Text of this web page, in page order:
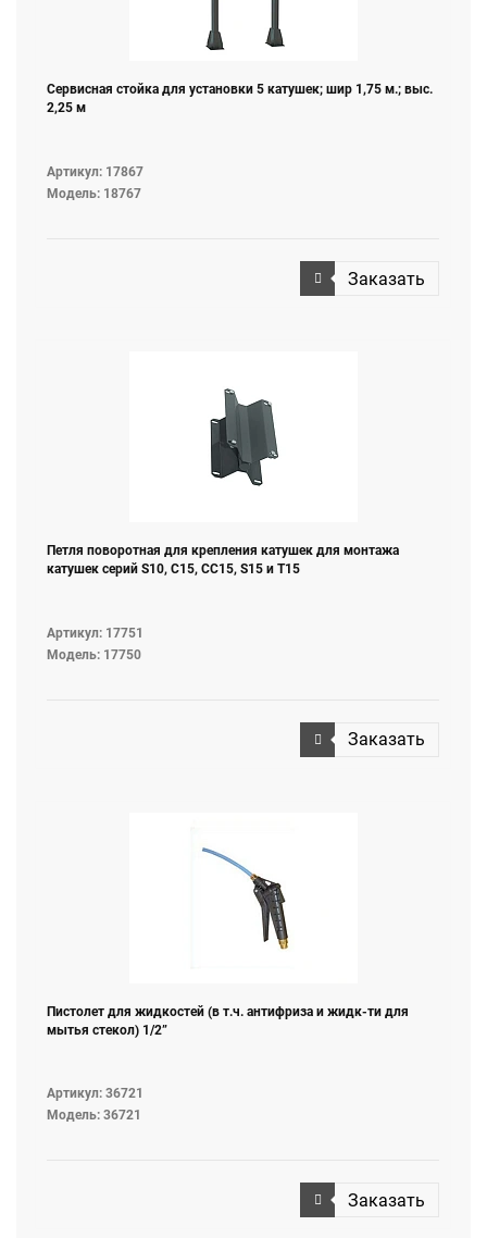
Сервисная стойка для установки 5 катушек; шир 1,75 м.; выс.
2,25 м
Артикул: 17867
Модель: 18767
Заказать
Петля поворотная для крепления катушек для монтажа
катушек серий S10, C15, СС15, S15 и T15
Артикул: 17751
Модель: 17750
Заказать
Пистолет для жидкостей (в т.ч. антифриза и жидк-ти для
мытья стекол) 1/2”
Артикул: 36721
Модель: 36721
Заказать